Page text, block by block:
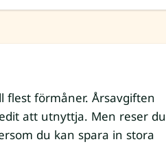
flest förmåner. Årsavgiften
att utnyttja. Men reser du
du kan spara in stora